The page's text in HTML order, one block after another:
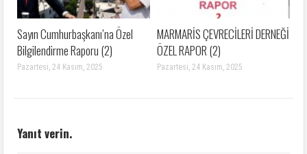
Sayın Cumhurbaşkanı’na Özel
Bilgilendirme Raporu (2)
Pazartesi, 24 Kasım, 2025
MARMARİS ÇEVRECİLERİ DERNEĞİ
ÖZEL RAPOR (2)
Pazartesi, 24 Kasım, 2025
Yanıt verin.